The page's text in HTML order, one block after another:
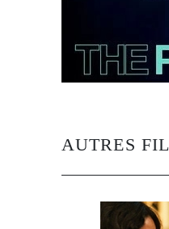
AUTRES